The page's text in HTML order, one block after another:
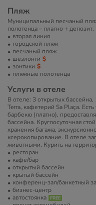
Пляж
Муниципальный песчаный
полотенца – платно + депозит.
вторая линия
городской пляж
песчаный пляж
шезлонги
зонтики
пляжные полотенца
Услуги в отеле
В отеле: 3 открытых
Terra, кафетерий Sa Plaça.
барбекю (платно),
бассейна. Круглосуточная
хранения багажа,
ксерокопирование. В отеле
животными. Курить на
ресторан
кафе/бар
открытый бассейн
крытый бассейн
конференц-зал/банкетный
бизнес-центр
автостоянка